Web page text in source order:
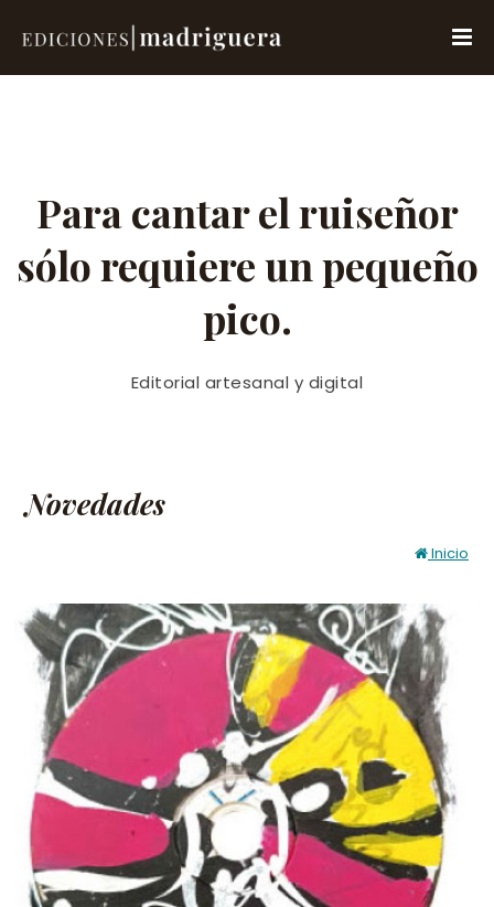
Para cantar el ruiseñor
sólo requiere un pequeño
pico.
Editorial artesanal y digital
Novedades
Inicio